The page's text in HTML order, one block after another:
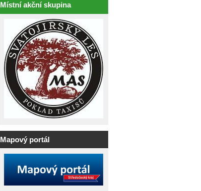
Místní akční skupina
Mapový portál